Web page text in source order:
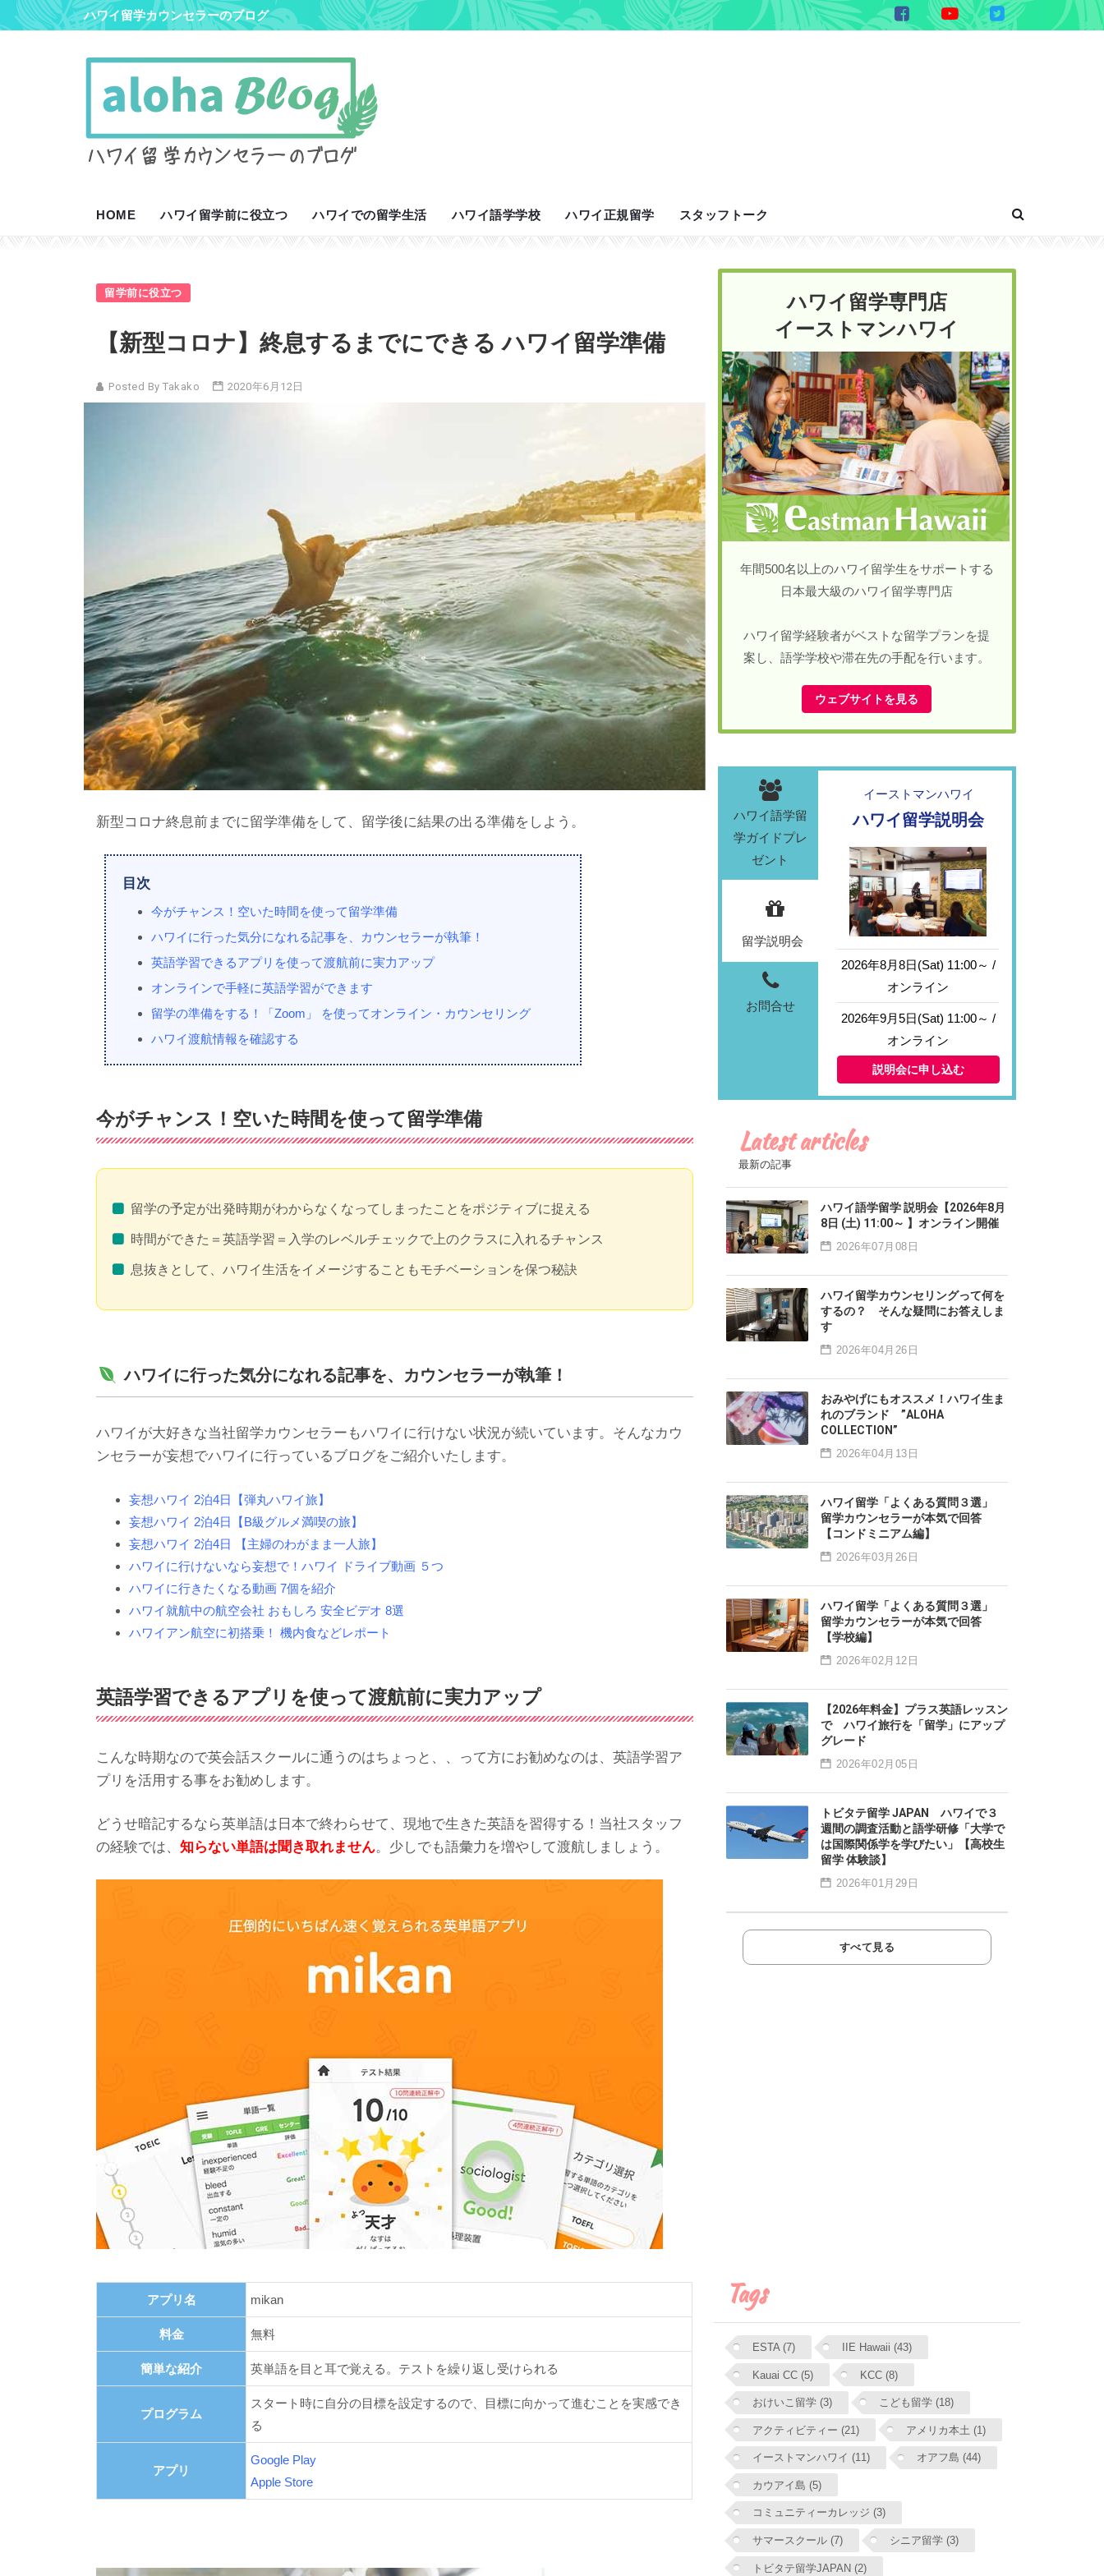
ハワイ留学カウンセラーのブログ
HOME ハワイ留学前に役立つ ハワイでの留学生活 ハワイ語学学校 ハワイ正規留学 スタッフトーク
留学前に役立つ
【新型コロナ】終息するまでにできる ハワイ留学準備
Posted By Takako 2020年6月12日
新型コロナ終息前までに留学準備をして、留学後に結果の出る準備をしよう。
目次
今がチャンス！空いた時間を使って留学準備
ハワイに行った気分になれる記事を、カウンセラーが執筆！
英語学習できるアプリを使って渡航前に実力アップ
オンラインで手軽に英語学習ができます
留学の準備をする！「Zoom」 を使ってオンライン・カウンセリング
ハワイ渡航情報を確認する
今がチャンス！空いた時間を使って留学準備
留学の予定が出発時期がわからなくなってしまったことをポジティブに捉える
時間ができた＝英語学習＝入学のレベルチェックで上のクラスに入れるチャンス
息抜きとして、ハワイ生活をイメージすることもモチベーションを保つ秘訣
ハワイに行った気分になれる記事を、カウンセラーが執筆！
ハワイが大好きな当社留学カウンセラーもハワイに行けない状況が続いています。そんなカウ
ンセラーが妄想でハワイに行っているブログをご紹介いたします。
妄想ハワイ 2泊4日【弾丸ハワイ旅】
妄想ハワイ 2泊4日【B級グルメ満喫の旅】
妄想ハワイ 2泊4日 【主婦のわがまま一人旅】
ハワイに行けないなら妄想で！ハワイ ドライブ動画 ５つ
ハワイに行きたくなる動画 7個を紹介
ハワイ就航中の航空会社 おもしろ 安全ビデオ 8選
ハワイアン航空に初搭乗！ 機内食などレポート
英語学習できるアプリを使って渡航前に実力アップ
こんな時期なので英会話スクールに通うのはちょっと、、って方にお勧めなのは、英語学習ア
プリを活用する事をお勧めします。
どうせ暗記するなら英単語は日本で終わらせて、現地で生きた英語を習得する！当社スタッフ
の経験では、 知らない単語は聞き取れません。少しでも語彙力を増やして渡航しましょう。
アプリ名 mikan
料金 無料
簡単な紹介 英単語を目と耳で覚える。テストを繰り返し受けられる
プログラム
スタート時に自分の目標を設定するので、目標に向かって進むことを実感でき
る
アプリ
Google Play
Apple Store
ハワイ留学専門店
イーストマンハワイ
年間500名以上のハワイ留学生をサポートする
日本最大級のハワイ留学専門店
ハワイ留学経験者がベストな留学プランを提
案し、語学学校や滞在先の手配を行います。
ウェブサイトを見る
ハワイ語学留
学ガイドプレ
ゼント
留学説明会
お問合せ
イーストマンハワイ
ハワイ留学説明会
2026年8月8日(Sat) 11:00～ /
オンライン
2026年9月5日(Sat) 11:00～ /
オンライン
説明会に申し込む
Latest articles
最新の記事
ハワイ語学留学 説明会【2026年8月
8日 (土) 11:00～ 】オンライン開催
2026年07月08日
ハワイ留学カウンセリングって何を
するの？ そんな疑問にお答えしま
す
2026年04月26日
おみやげにもオススメ！ハワイ生ま
れのブランド ”ALOHA
COLLECTION”
2026年04月13日
ハワイ留学「よくある質問３選」
留学カウンセラーが本気で回答
【コンドミニアム編】
2026年03月26日
ハワイ留学「よくある質問３選」
留学カウンセラーが本気で回答
【学校編】
2026年02月12日
【2026年料金】プラス英語レッスン
で ハワイ旅行を「留学」にアップ
グレード
2026年02月05日
トビタテ留学 JAPAN ハワイで３
週間の調査活動と語学研修「大学で
は国際関係学を学びたい」【高校生
留学 体験談】
2026年01月29日
すべて見る
Tags
ESTA (7) IIE Hawaii (43)
Kauai CC (5) KCC (8)
おけいこ留学 (3) こども留学 (18)
アクティビティー (21) アメリカ本土 (1)
イーストマンハワイ (11) オアフ島 (44)
カウアイ島 (5)
コミュニティーカレッジ (3)
サマースクール (7) シニア留学 (3)
トビタテ留学JAPAN (2)